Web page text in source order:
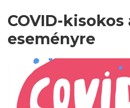
COVID-kisokos
eseményre